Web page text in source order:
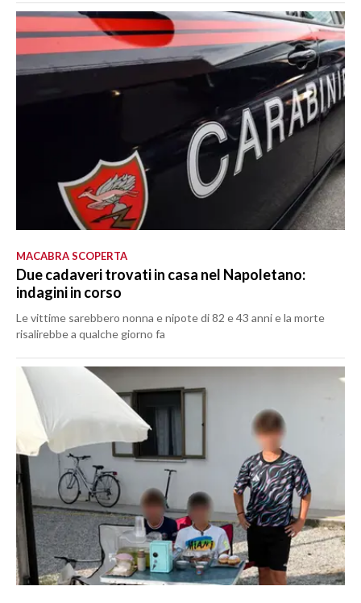
MACABRA SCOPERTA
Due cadaveri trovati in casa nel Napoletano:
indagini in corso
Le vittime sarebbero nonna e nipote di 82 e 43 anni e la morte
risalirebbe a qualche giorno fa